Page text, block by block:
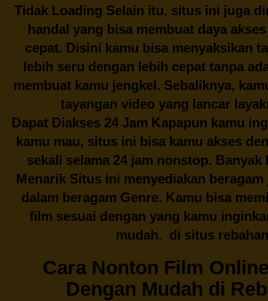
Tidak Loading Selain itu, situs ini juga
handal yang bisa membuat daya
cepat. Disini kamu bisa menyaksikan
lebih seru dengan lebih cepat tanpa
membuat kamu jengkel. Sebaliknya,
tayangan video yang lancar
Dapat Diakses 24 Jam Kapapun kamu
kamu mau, situs ini bisa kamu akses
sekali selama 24 jam nonstop. Banyak
Menarik Situs ini menyediakan
dalam beragam Genre. Kamu bisa
film sesuai dengan yang kamu
mudah. di situs
Cara Nonton Film
Dengan Mudah di